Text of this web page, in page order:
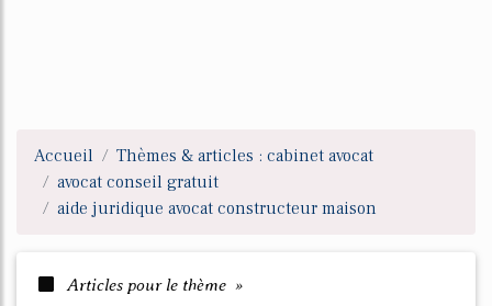
Accueil
Thèmes & articles : cabinet avocat
avocat conseil gratuit
aide juridique avocat constructeur maison
Articles pour le thème »